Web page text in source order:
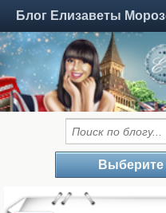
Блог Елизаветы
Выберите